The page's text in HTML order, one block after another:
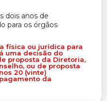
dois anos de
para os órgãos
física ou jurídica para
uma decisão do
proposta da Diretoria,
ou de proposta
20 (vinte)
da